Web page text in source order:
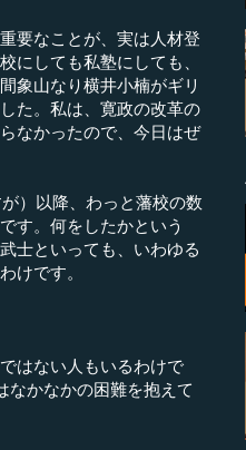
要なことが、実は人材登
にしても私塾にしても、
象山なり横井小楠がギリ
た。私は、寛政の改革の
なかったので、今日はぜ
）以降、わっと藩校の数
す。何をしたかという
士といっても、いわゆる
けです。
はない人もいるわけで
なかなかの困難を抱えて